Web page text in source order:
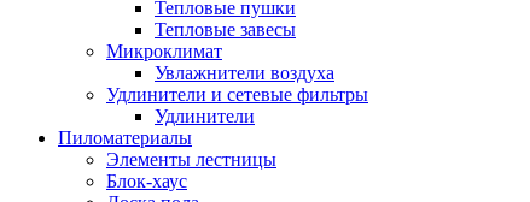
Тепловые пушки
Тепловые завесы
Микроклимат
Увлажнители воздуха
Удлинители и сетевые фильтры
Удлинители
Пиломатериалы
Элементы лестницы
Блок-хаус